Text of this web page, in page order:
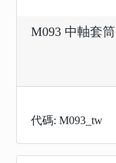
M093 中軸套筒
代碼: M093_tw